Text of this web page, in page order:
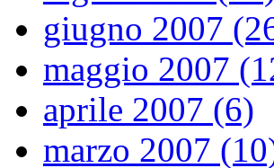
giugno 2007
maggio 2007
aprile 2007 (6)
marzo 2007